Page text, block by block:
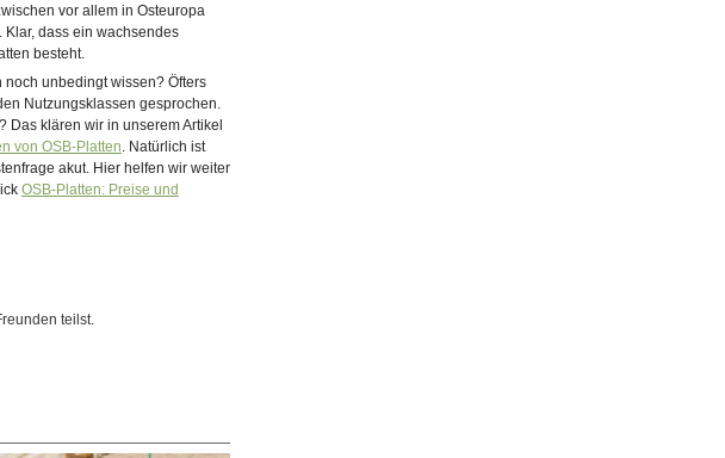
vor allem in Osteuropa
dass ein wachsendes
besteht.
noch unbedingt wissen? Öfters
Nutzungsklassen gesprochen.
Das klären wir in unserem Artikel
von OSB-Platten. Natürlich ist
akut. Hier helfen wir weiter
OSB-Platten: Preise und
teilst.